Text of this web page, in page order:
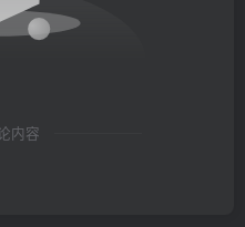
内容